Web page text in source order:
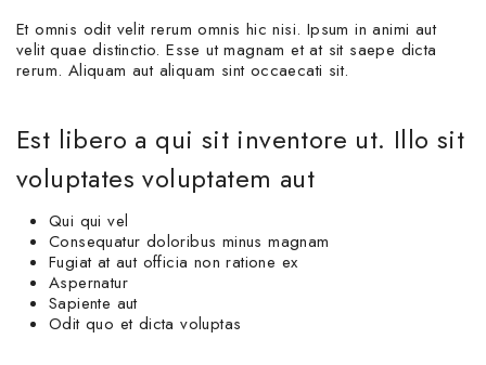
Et omnis odit velit rerum omnis hic nisi. Ipsum in animi aut
velit quae distinctio. Esse ut magnam et at sit saepe dicta
rerum. Aliquam aut aliquam sint occaecati sit.
Est libero a qui sit inventore ut. Illo sit
voluptates voluptatem aut
Qui qui vel
Consequatur doloribus minus magnam
Fugiat at aut officia non ratione ex
Aspernatur
Sapiente aut
Odit quo et dicta voluptas